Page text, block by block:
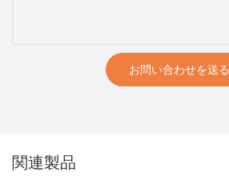
お問い合わせを送る
関連製品